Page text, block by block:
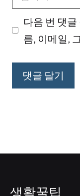
사
이 다음 번 댓
름, 이메일,
생활꿀팁